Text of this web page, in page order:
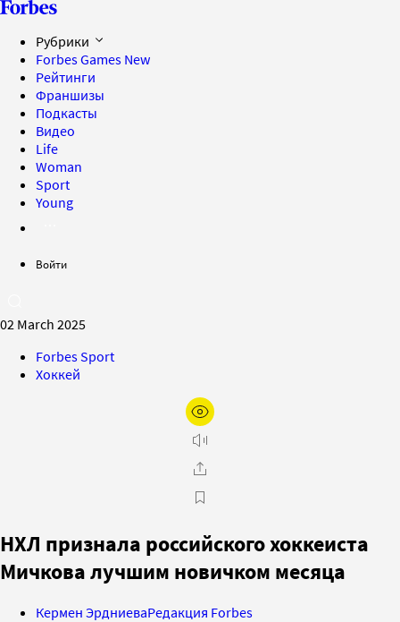
Рубрики
Forbes Games New
Рейтинги
Франшизы
Подкасты
Видео
Life
Woman
Sport
Young
Войти
02 March 2025
Forbes Sport
Хоккей
НХЛ признала российского хоккеиста
Мичкова лучшим новичком месяца
Кермен ЭрдниеваРедакция Forbes